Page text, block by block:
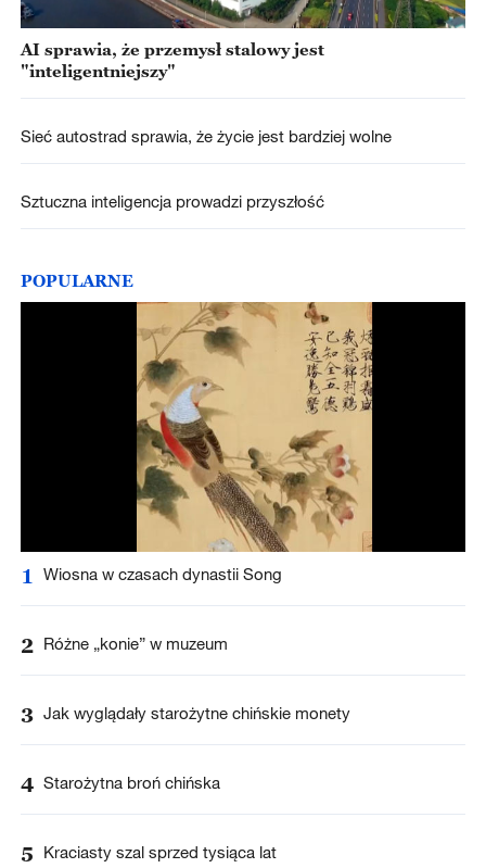
AI sprawia, że przemysł stalowy jest
"inteligentniejszy"
Sieć autostrad sprawia, że życie jest bardziej wolne
Sztuczna inteligencja prowadzi przyszłość
POPULARNE
1 Wiosna w czasach dynastii Song
2 Różne „konie” w muzeum
3 Jak wyglądały starożytne chińskie monety
4 Starożytna broń chińska
5 Kraciasty szal sprzed tysiąca lat